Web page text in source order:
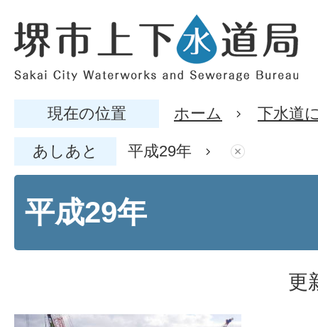
現在の位置 ホーム 下水道
あしあと 平成29年
平成29年
更